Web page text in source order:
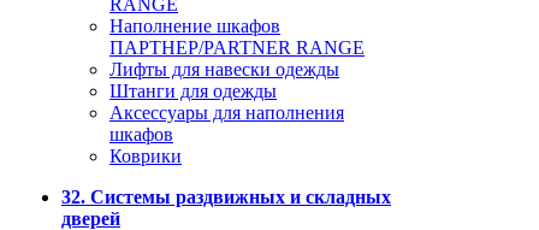
RANGE
Наполнение шкафов
ПАРТНЕР/PARTNER RANGE
Лифты для навески одежды
Штанги для одежды
Аксессуары для наполнения
шкафов
Коврики
32. Системы раздвижных и складных
дверей